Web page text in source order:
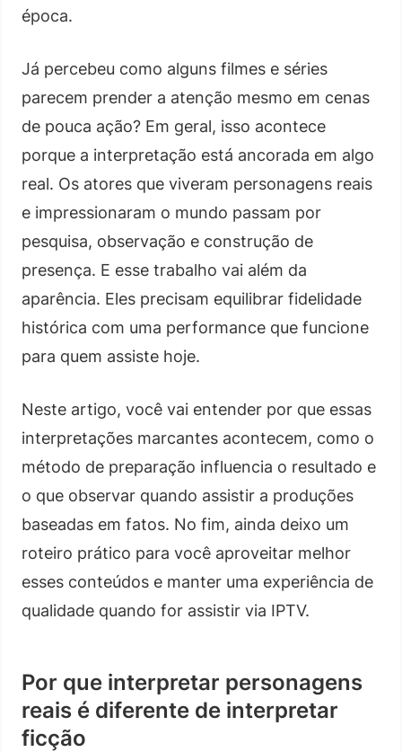
época.
Já percebeu como alguns filmes e séries
parecem prender a atenção mesmo em cenas
de pouca ação? Em geral, isso acontece
porque a interpretação está ancorada em algo
real. Os atores que viveram personagens reais
e impressionaram o mundo passam por
pesquisa, observação e construção de
presença. E esse trabalho vai além da
aparência. Eles precisam equilibrar fidelidade
histórica com uma performance que funcione
para quem assiste hoje.
Neste artigo, você vai entender por que essas
interpretações marcantes acontecem, como o
método de preparação influencia o resultado e
o que observar quando assistir a produções
baseadas em fatos. No fim, ainda deixo um
roteiro prático para você aproveitar melhor
esses conteúdos e manter uma experiência de
qualidade quando for assistir via IPTV.
Por que interpretar personagens
reais é diferente de interpretar
ficção